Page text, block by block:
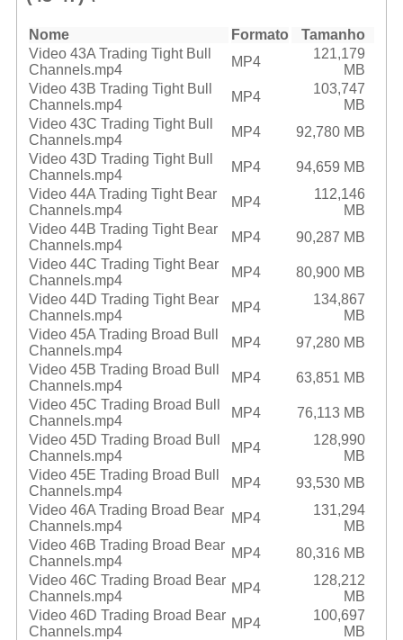
Nome Formato
Tamanho
Video 43A Trading Tight Bull
Channels.mp4
MP4
121,179
MB
Video 43B Trading Tight Bull
Channels.mp4
MP4
103,747
MB
Video 43C Trading Tight Bull
Channels.mp4
MP4
92,780 MB
Video 43D Trading Tight Bull
Channels.mp4
MP4
94,659 MB
Video 44A Trading Tight Bear
Channels.mp4
MP4
112,146
MB
Video 44B Trading Tight Bear
Channels.mp4
MP4
90,287 MB
Video 44C Trading Tight Bear
Channels.mp4
MP4
80,900 MB
Video 44D Trading Tight Bear
Channels.mp4
MP4
134,867
MB
Video 45A Trading Broad Bull
Channels.mp4
MP4
97,280 MB
Video 45B Trading Broad Bull
Channels.mp4
MP4
63,851 MB
Video 45C Trading Broad Bull
Channels.mp4
MP4
76,113 MB
Video 45D Trading Broad Bull
Channels.mp4
MP4
128,990
MB
Video 45E Trading Broad Bull
Channels.mp4
MP4
93,530 MB
Video 46A Trading Broad Bear
Channels.mp4
MP4
131,294
MB
Video 46B Trading Broad Bear
Channels.mp4
MP4
80,316 MB
Video 46C Trading Broad Bear
Channels.mp4
MP4
128,212
MB
Video 46D Trading Broad Bear
Channels.mp4
MP4
100,697
MB